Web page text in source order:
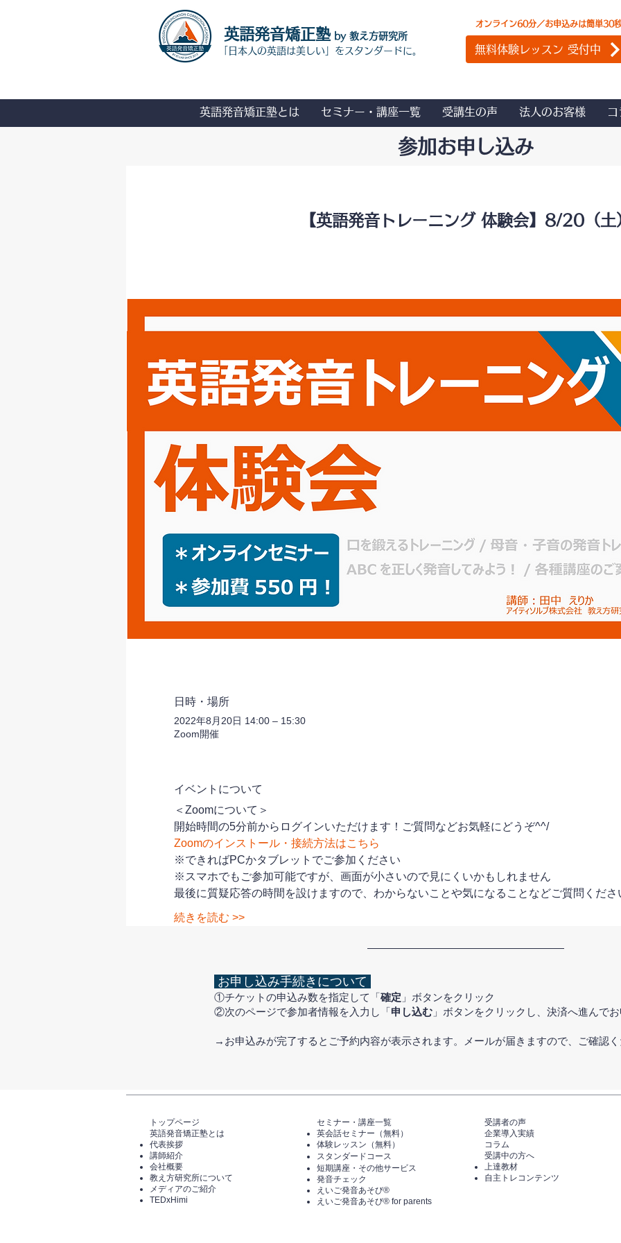
​英語発音矯正塾by 教え方研究所
「日本人の英語は美しい」をスタンダードに。
オンライン60分／お申込みは簡単30
無料体験レッスン 受付中
英語発音矯正塾とは セミナー・講座一覧 受講生の声 法人のお客様 コ
参加お申し込み
【英語発音トレーニング 体験会】8/20（土
日時・場所
2022年8月20日 14:00 – 15:30
Zoom開催
イベントについて
＜Zoomについて＞
開始時間の5分前からログインいただけます！ご質問などお気軽にどうぞ^^/
Zoomのインストール・接続方法はこちら
※できればPCかタブレットでご参加ください
※スマホでもご参加可能ですが、画面が小さいので見にくいかもしれません
最後に質疑応答の時間を設けますので、わからないことや気になることなどご質問くださ
続きを読む >>
お申し込み手続きについて
①チケットの申込み数を指定して「確定 」ボタンをクリック
②次のページで参加者情報を入力し「申し込む 」ボタンをクリックし、決済へ進んで
​→お申込みが完了するとご予約内容が表示されます。メールが届きますので、ご確認
トップページ​
英語発音矯正塾とは
代表挨拶
講師紹介
​会社概要
​教え方研究所について
メディアのご紹介
TEDxHimi
セミナー・講座一覧​​​​
英会話セミナー（無料）
体験レッスン（無料）​
スタンダードコース
短期講座・その他サービス
発音チェック​
えいご発音あそび®️
えいご発音あそび®️ for parents
​受講者の声
企業導入実績
コラム
受講中の方へ
上達教材
自主トレコンテンツ